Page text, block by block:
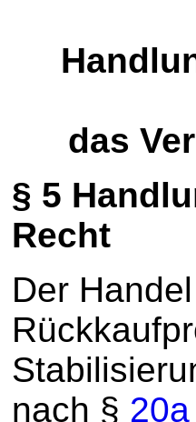
das
§ 5
Recht
Der
nach § 20a